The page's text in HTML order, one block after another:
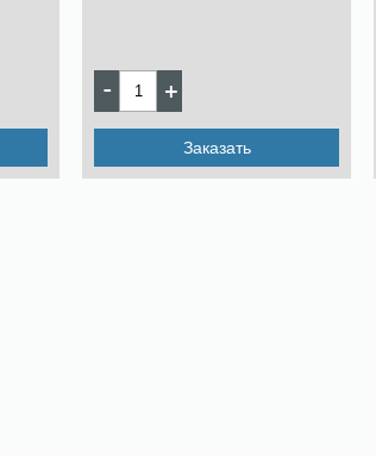
Заказать